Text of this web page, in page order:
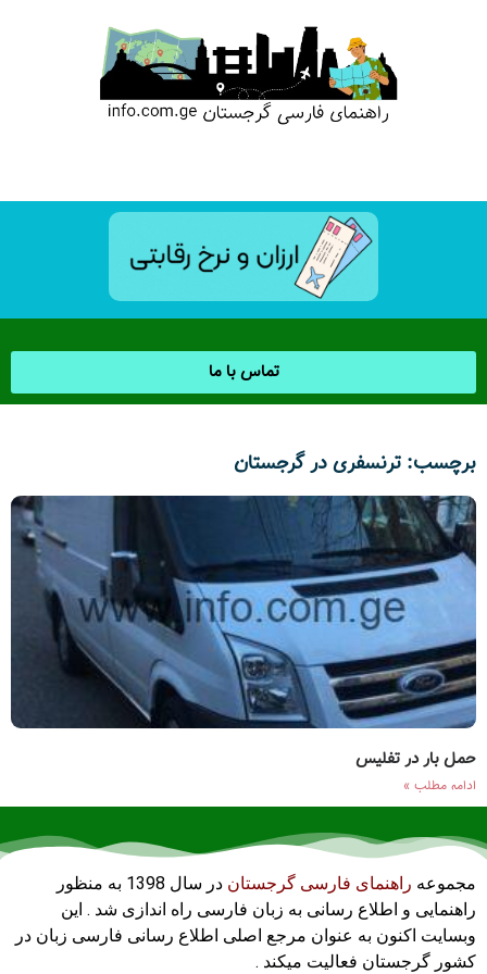
تماس با ما
برچسب: ترنسفری در گرجستان
حمل بار در تفلیس
ادامه مطلب »
مجموعه راهنمای فارسی گرجستان
در سال 1398 به منظور
راهنمایی و اطلاع رسانی به زبان فارسی راه اندازی شد . این
وبسایت اکنون به عنوان مرجع اصلی اطلاع رسانی فارسی زبان در
کشور گرجستان فعالیت میکند .